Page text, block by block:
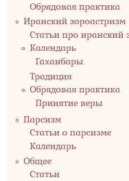
Обрядовая практика
Иранский зороастризм
Статьи про иранский
Календарь
Гаханбары
Традиция
Обрядовая практика
Принятие веры
Парсизм
Статьи о парсизме
Календарь
Общее
Статьи